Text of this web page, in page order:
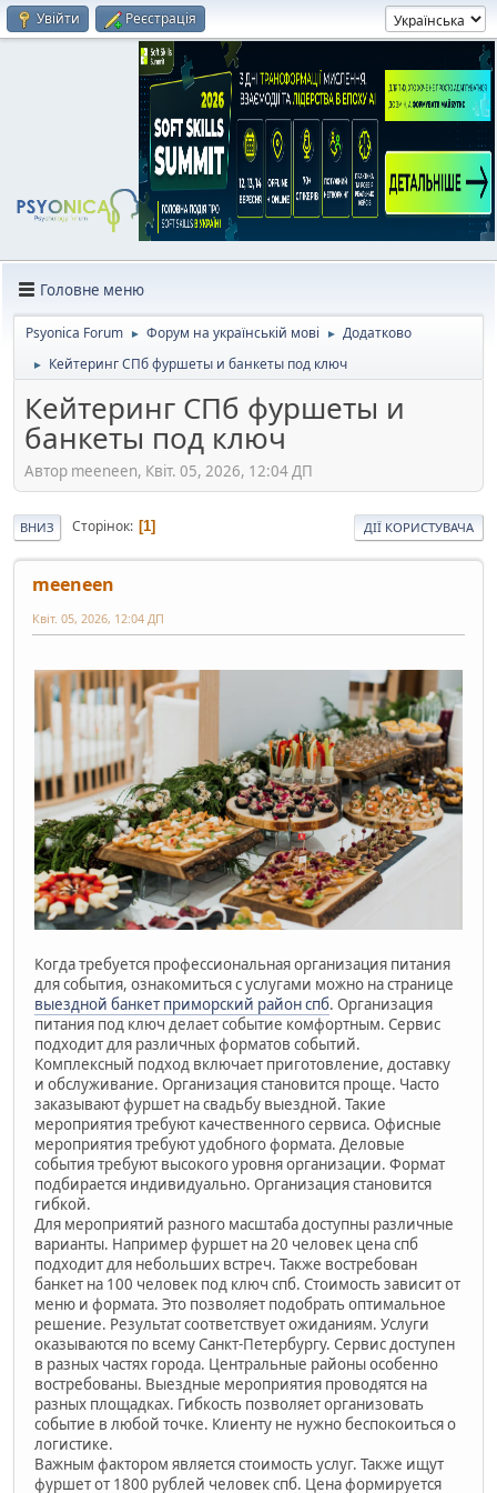
Увійти Реєстрація
Головне меню
Psyonica Forum ► Форум на українській мові ► Додатково
► Кейтеринг СПб фуршеты и банкеты под ключ
Кейтеринг СПб фуршеты и
банкеты под ключ
Автор meeneen, Квіт. 05, 2026, 12:04 ДП
ВНИЗ Сторінок 1 ДІЇ КОРИСТУВАЧА
meeneen
Квіт. 05, 2026, 12:04 ДП
Когда требуется профессиональная организация питания
для события, ознакомиться с услугами можно на странице
выездной банкет приморский район спб. Организация
питания под ключ делает событие комфортным. Сервис
подходит для различных форматов событий.
Комплексный подход включает приготовление, доставку
и обслуживание. Организация становится проще. Часто
заказывают фуршет на свадьбу выездной. Такие
мероприятия требуют качественного сервиса. Офисные
мероприятия требуют удобного формата. Деловые
события требуют высокого уровня организации. Формат
подбирается индивидуально. Организация становится
гибкой.
Для мероприятий разного масштаба доступны различные
варианты. Например фуршет на 20 человек цена спб
подходит для небольших встреч. Также востребован
банкет на 100 человек под ключ спб. Стоимость зависит от
меню и формата. Это позволяет подобрать оптимальное
решение. Результат соответствует ожиданиям. Услуги
оказываются по всему Санкт-Петербургу. Сервис доступен
в разных частях города. Центральные районы особенно
востребованы. Выездные мероприятия проводятся на
разных площадках. Гибкость позволяет организовать
событие в любой точке. Клиенту не нужно беспокоиться о
логистике.
Важным фактором является стоимость услуг. Также ищут
фуршет от 1800 рублей человек спб. Цена формируется